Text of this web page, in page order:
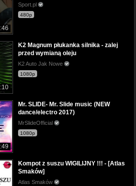
Sport.pl
480p
K2 Magnum płukanka silnika - zalej
przed wymianą oleju
K2 Auto Jak Nowe
1080p
Mr. SLIDE- Mr. Slide music (NEW
dance/electro 2017)
MrSlideOfficial
1080p
Kompot z suszu WIGILIJNY !!! - [Atlas
Smaków]
Atlas Smaków